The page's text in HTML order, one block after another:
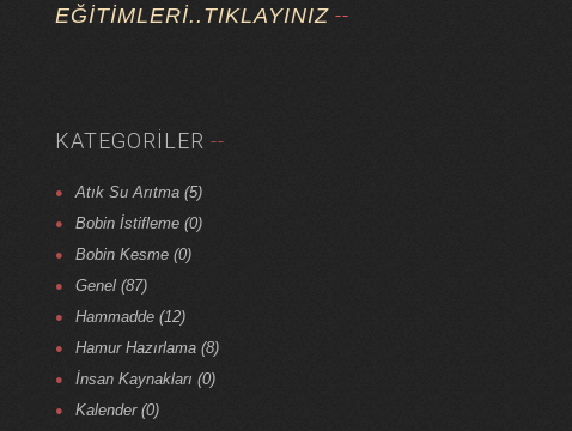
EĞITIMLERI..TIKLAYINIZ
KATEGORILER
Atık Su Arıtma (5)
Bobin İstifleme (0)
Bobin Kesme (0)
Genel (87)
Hammadde (12)
Hamur Hazırlama (8)
İnsan Kaynakları (0)
Kalender (0)